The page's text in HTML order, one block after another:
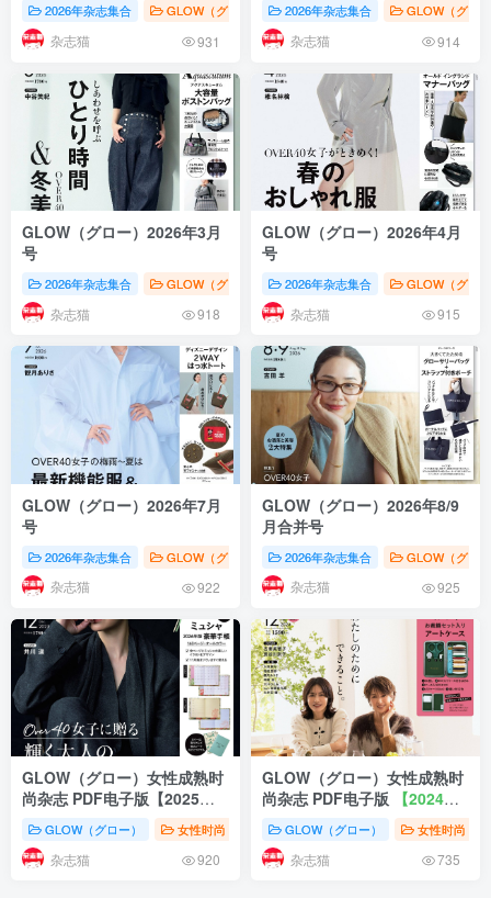
2026年杂志集合 GLOW（グロー） 女性时尚 日本《GLOW（グ
杂志猫 931
2026年杂志集合 GLOW（グロ
杂志猫 914
GLOW（グロー）2026年3月
号
2026年杂志集合 GLOW（グロー） 女性时尚 GLOW（グロー）
杂志猫 918
GLOW（グロー）2026年4月
号
2026年杂志集合 GLOW（グロ
杂志猫 915
GLOW（グロー）2026年7月
号
2026年杂志集合 GLOW（グロー） 女性时尚 GLOW（グロー）
杂志猫 922
GLOW（グロー）2026年8/9
月合并号
2026年杂志集合 GLOW（グロ
杂志猫 925
GLOW（グロー）女性成熟时
尚杂志 PDF电子版【2025年·
全年订阅】
GLOW（グロー） 女性时尚 株式会社宝岛社 日本《GLOW（グ
杂志猫 920
GLOW（グロー）女性成熟时
尚杂志 PDF电子版
【2024年·
全年订阅】
GLOW（グロー） 女性时尚
杂志猫 735